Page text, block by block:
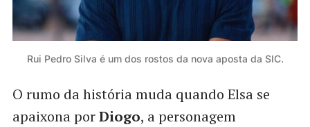
Rui Pedro Silva é um dos rostos da nova aposta da SIC.
O rumo da história muda quando Elsa se
apaixona porDiogo, a personagem